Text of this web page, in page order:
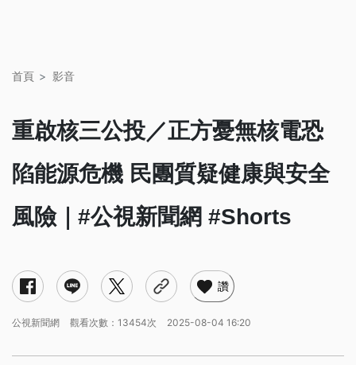
首頁 影音
重啟核三公投／正方憂無核電恐
陷能源危機 民團質疑健康與安全
風險｜#公視新聞網 #Shorts
讚
公視新聞網 觀看次數：13454次 2025-08-04 16:20